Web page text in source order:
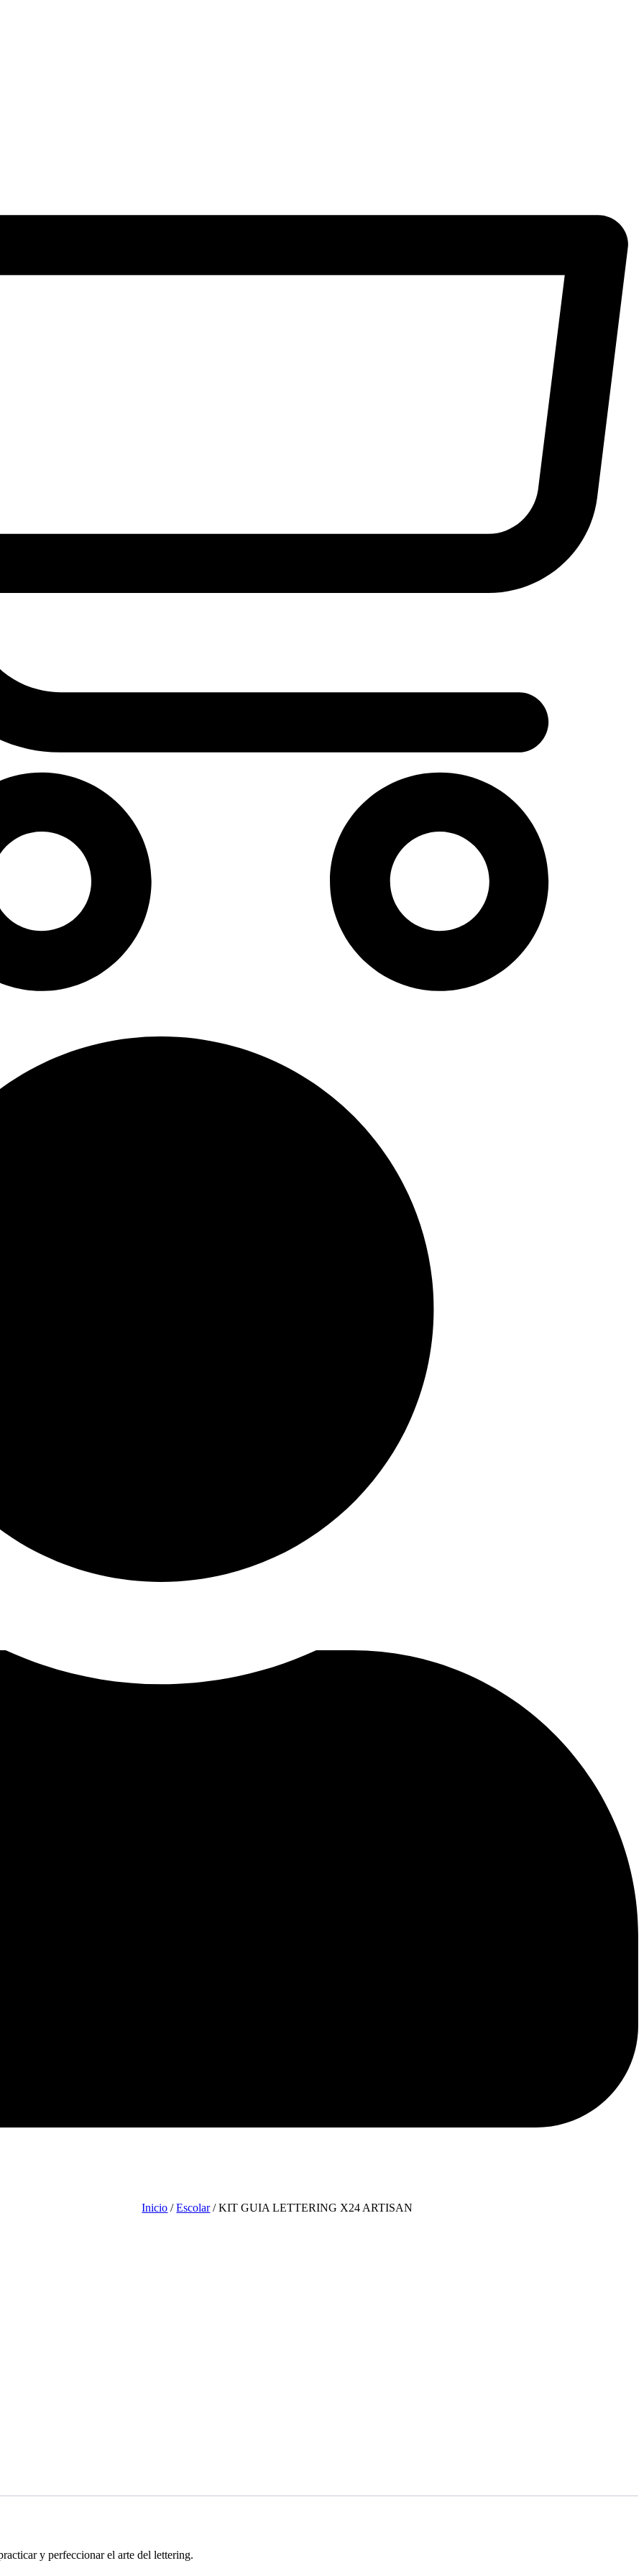
Inicio /Escolar/ KIT GUIA LETTERING X24 ARTISAN
y perfeccionar el arte del lettering.